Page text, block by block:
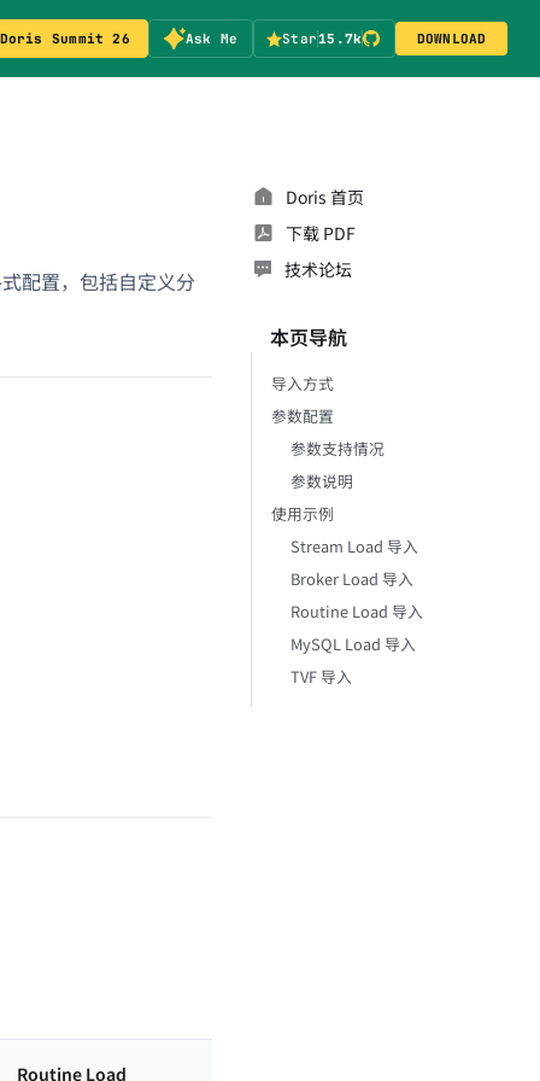
Doris Summit 26 Ask Me Star15.7k DOWNLOAD
配置，包括自定义分
Routine Load
Doris 首页
下载 PDF
技术论坛
本页导航
导入方式
参数配置
参数支持情况
参数说明
使用示例
Stream Load 导入
Broker Load 导入
Routine Load 导入
MySQL Load 导入
TVF 导入